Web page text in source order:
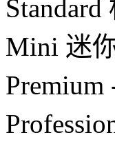
Standard
Mini 迷